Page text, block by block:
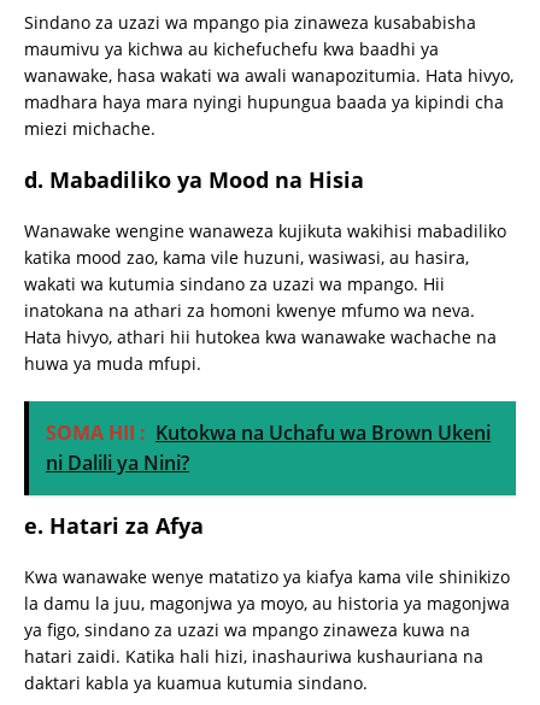
Sindano za uzazi wa mpango pia zinaweza kusababisha
maumivu ya kichwa au kichefuchefu kwa baadhi ya
wanawake, hasa wakati wa awali wanapozitumia. Hata hivyo,
madhara haya mara nyingi hupungua baada ya kipindi cha
miezi michache.
d. Mabadiliko ya Mood na Hisia
Wanawake wengine wanaweza kujikuta wakihisi mabadiliko
katika mood zao, kama vile huzuni, wasiwasi, au hasira,
wakati wa kutumia sindano za uzazi wa mpango. Hii
inatokana na athari za homoni kwenye mfumo wa neva.
Hata hivyo, athari hii hutokea kwa wanawake wachache na
huwa ya muda mfupi.
SOMA HII : Kutokwa na Uchafu wa Brown Ukeni
ni Dalili ya Nini?
e. Hatari za Afya
Kwa wanawake wenye matatizo ya kiafya kama vile shinikizo
la damu la juu, magonjwa ya moyo, au historia ya magonjwa
ya figo, sindano za uzazi wa mpango zinaweza kuwa na
hatari zaidi. Katika hali hizi, inashauriwa kushauriana na
daktari kabla ya kuamua kutumia sindano.